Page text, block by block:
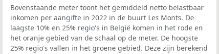
Bovenstaande meter toont het gemiddeld netto belastbaar
inkomen per aangifte in 2022 in de buurt Les Monts. De
laagste 10% en 25% regio's in België komen in het rode en
het oranje gebied van de schaal op de meter. De hoogste
25% regio's vallen in het groene gebied. Deze zijn berekend